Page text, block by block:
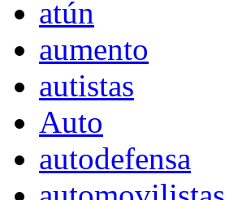
atún
aumento
autistas
Auto
autodefensa